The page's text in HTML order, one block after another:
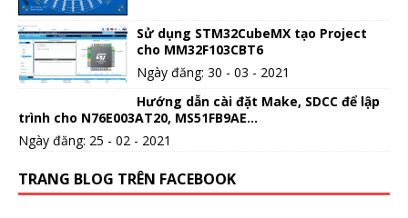
Sử dụng STM32CubeMX tạo Project
cho MM32F103CBT6
Ngày đăng: 30 - 03 - 2021
Hướng dẫn cài đặt Make, SDCC để lập
trình cho N76E003AT20, MS51FB9AE…
Ngày đăng: 25 - 02 - 2021
TRANG BLOG TRÊN FACEBOOK